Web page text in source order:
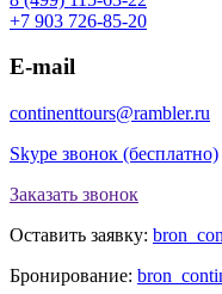
+7 903 726-85-20
E-mail
continenttours@rambler.ru
Skype звонок (бесплатно)
Заказать звонок
Оставить заявку:
Бронирование: